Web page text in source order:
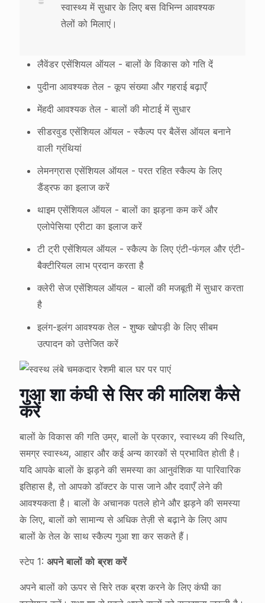
स्वास्थ्य में सुधार के लिए बस विभिन्न आवश्यक
तेलों को मिलाएं।
लैवेंडर एसेंशियल ऑयल - बालों के विकास को गति दें
पुदीना आवश्यक तेल - कूप संख्या और गहराई बढ़ाएँ
मेंहदी आवश्यक तेल - बालों की मोटाई में सुधार
सीडरवुड एसेंशियल ऑयल - स्कैल्प पर बैलेंस ऑयल बनाने
वाली ग्रंथियां
लेमनग्रास एसेंशियल ऑयल - परत रहित स्कैल्प के लिए
डैंड्रफ का इलाज करें
थाइम एसेंशियल ऑयल - बालों का झड़ना कम करें और
एलोपेसिया एरीटा का इलाज करें
टी ट्री एसेंशियल ऑयल - स्कैल्प के लिए एंटी-फंगल और एंटी-
बैक्टीरियल लाभ प्रदान करता है
क्लेरी सेज एसेंशियल ऑयल - बालों की मजबूती में सुधार करता
है
इलंग-इलंग आवश्यक तेल - शुष्क खोपड़ी के लिए सीबम
उत्पादन को उत्तेजित करें
गुआ शा कंघी से सिर की मालिश कैसे
करें
बालों के विकास की गति उम्र, बालों के प्रकार, स्वास्थ्य की स्थिति,
समग्र स्वास्थ्य, आहार और कई अन्य कारकों से प्रभावित होती है।
यदि आपके बालों के झड़ने की समस्या का आनुवंशिक या पारिवारिक
इतिहास है, तो आपको डॉक्टर के पास जाने और दवाएँ लेने की
आवश्यकता है। बालों के अचानक पतले होने और झड़ने की समस्या
के लिए, बालों को सामान्य से अधिक तेज़ी से बढ़ाने के लिए आप
बालों के तेल के साथ स्कैल्प गुआ शा कर सकते हैं।
स्टेप 1: अपने बालों को ब्रश करें
अपने बालों को ऊपर से सिरे तक ब्रश करने के लिए कंघी का